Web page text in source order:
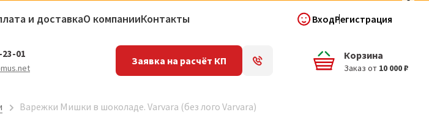
и доставкаО компанииКонтакты ВходРегистрация
Корзина
Заказ от 10 000 ₽
23-01
Заявка на расчёт КП
Варежки Мишки в шоколаде. Varvara (без лого Varvara)